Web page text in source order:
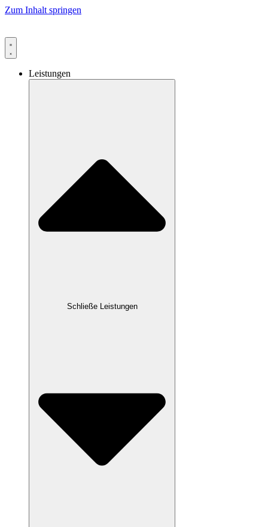
Zum Inhalt springen
Leistungen
Schließe Leistungen